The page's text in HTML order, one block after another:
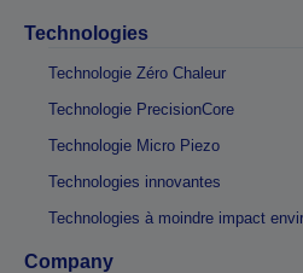
Technologies
Technologie Zéro Chaleur
Technologie PrecisionCore
Technologie Micro Piezo
Technologies innovantes
Technologies à moindre impact
Company